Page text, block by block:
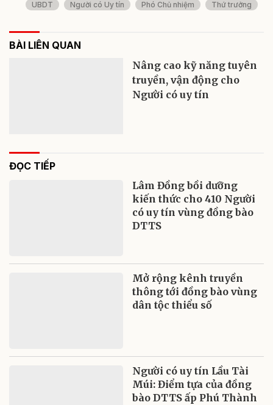
UBDT
Người có Uy tín Phó Chủ nhiệm Thứ trưởng
BÀI LIÊN QUAN
Nâng cao kỹ năng tuyên
truyền, vận động cho
Người có uy tín
ĐỌC TIẾP
Lâm Đồng bồi dưỡng
kiến thức cho 410 Người
có uy tín vùng đồng bào
DTTS
Mở rộng kênh truyền
thông tới đồng bào vùng
dân tộc thiểu số
Người có uy tín Lầu Tài
Múi: Điểm tựa của đồng
bào DTTS ấp Phú Thành